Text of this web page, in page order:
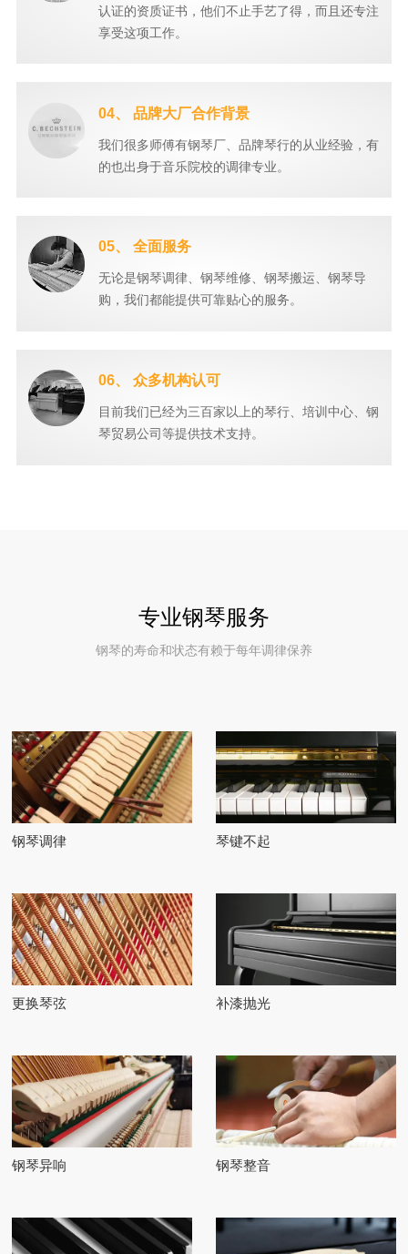
认证的资质证书，他们不止手艺了得，而且还专注
享受这项工作。
04、 品牌大厂合作背景
我们很多师傅有钢琴厂、品牌琴行的从业经验，有
的也出身于音乐院校的调律专业。
05、 全面服务
无论是钢琴调律、钢琴维修、钢琴搬运、钢琴导
购，我们都能提供可靠贴心的服务。
06、 众多机构认可
目前我们已经为三百家以上的琴行、培训中心、钢
琴贸易公司等提供技术支持。
专业钢琴服务
钢琴的寿命和状态有赖于每年调律保养
钢琴调律 琴键不起
更换琴弦 补漆抛光
钢琴异响 钢琴整音